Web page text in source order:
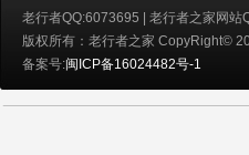
老行者QQ:6073695 | 老行者之家网站
版权所有：老行者之家
备案号:闽ICP备16024482号-1